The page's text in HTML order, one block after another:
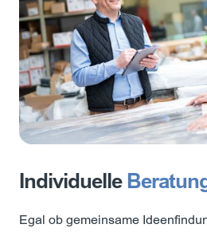
Individuelle
Egal ob gemeinsame